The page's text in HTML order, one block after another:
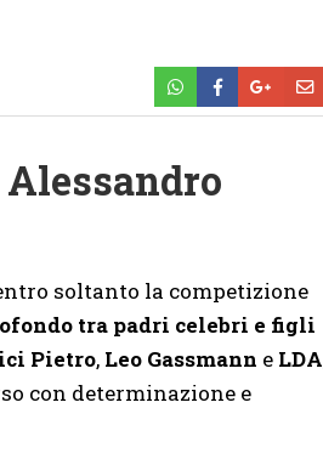
Alessandro
soltanto la competizione
tra padri celebri e figli
Pietro, Leo Gassmann e LDA
con determinazione e